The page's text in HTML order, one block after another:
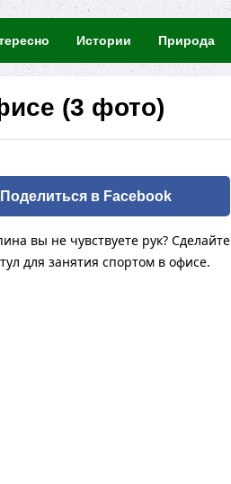
Истории Природа
(3 фото)
Поделиться в Facebook
вы не чувствуете рук? Сделайте
для занятия спортом в офисе.